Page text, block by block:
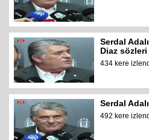
Serdal
Diaz sözleri
434 kere
Serdal
492 kere